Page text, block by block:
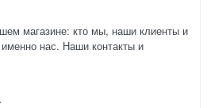
магазине: кто мы, наши клиенты и
нас. Наши контакты и